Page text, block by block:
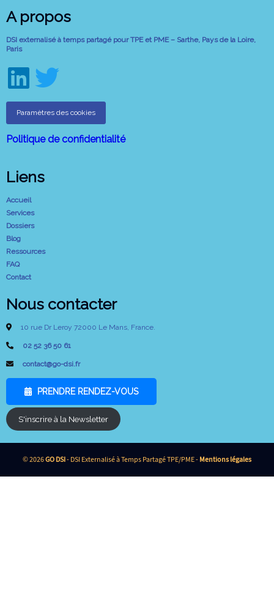
A propos
DSI externalisé à temps partagé pour TPE et PME – Sarthe, Pays de la Loire,
Paris
Paramètres des cookies
Politique de confidentialité
Liens
Accueil
Services
Dossiers
Blog
Ressources
FAQ
Contact
Nous contacter
10 rue Dr Leroy 72000 Le Mans, France.
02 52 36 50 61
contact@go-dsi.fr
PRENDRE RENDEZ-VOUS
S'inscrire à la Newsletter
© 2026GO DSI- DSI Externalisé à Temps Partagé TPE/PME -Mentions légales